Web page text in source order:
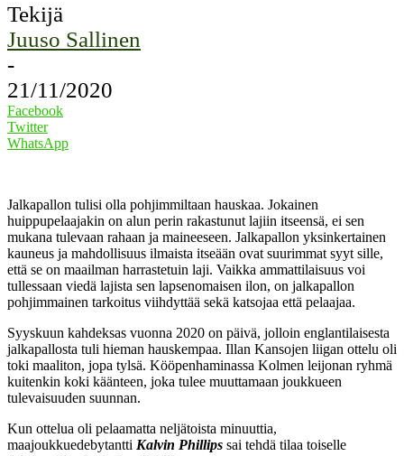
Tekijä
Juuso Sallinen
-
21/11/2020
Facebook
Twitter
WhatsApp
Jalkapallon tulisi olla pohjimmiltaan hauskaa. Jokainen
huippupelaajakin on alun perin rakastunut lajiin itseensä, ei sen
mukana tulevaan rahaan ja maineeseen. Jalkapallon yksinkertainen
kauneus ja mahdollisuus ilmaista itseään ovat suurimmat syyt sille,
että se on maailman harrastetuin laji. Vaikka ammattilaisuus voi
tullessaan viedä lajista sen lapsenomaisen ilon, on jalkapallon
pohjimmainen tarkoitus viihdyttää sekä katsojaa että pelaajaa.
Syyskuun kahdeksas vuonna 2020 on päivä, jolloin englantilaisesta
jalkapallosta tuli hieman hauskempaa. Illan Kansojen liigan ottelu oli
toki maaliton, jopa tylsä. Kööpenhaminassa Kolmen leijonan ryhmä
kuitenkin koki käänteen, joka tulee muuttamaan joukkueen
tulevaisuuden suunnan.
Kun ottelua oli pelaamatta neljätoista minuuttia,
maajoukkuedebytantti Kalvin Phillips sai tehdä tilaa toiselle